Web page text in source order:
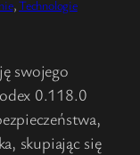
, Technologie
swojego
0.118.0
skupiając się